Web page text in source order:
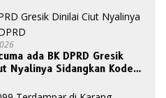
ada BK DPRD Gresik
Nyalinya Sidangkan Kode